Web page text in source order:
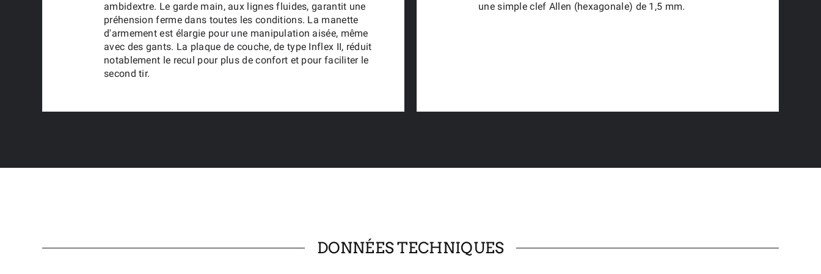
ambidextre. Le garde main, aux lignes fluides, garantit une
préhension ferme dans toutes les conditions. La manette
d'armement est élargie pour une manipulation aisée, même
avec des gants. La plaque de couche, de type Inflex II, réduit
notablement le recul pour plus de confort et pour faciliter le
second tir.
une simple clef Allen (hexagonale) de 1,5 mm.
DONNÉES TECHNIQUES